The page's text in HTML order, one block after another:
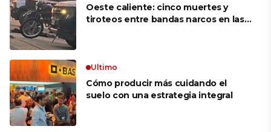
Oeste caliente: cinco muertes y
tiroteos entre bandas narcos en las
Ultimo
Cómo producir más cuidando el
suelo con una estrategia integral